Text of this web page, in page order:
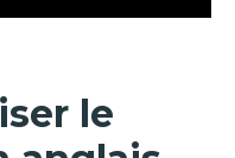
le